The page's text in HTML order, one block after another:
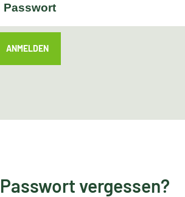
ANMELDEN
Passwort vergessen?